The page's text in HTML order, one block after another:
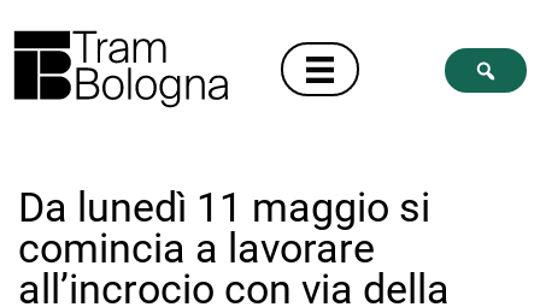
Da lunedì 11 maggio si
comincia a lavorare
all’incrocio con via della